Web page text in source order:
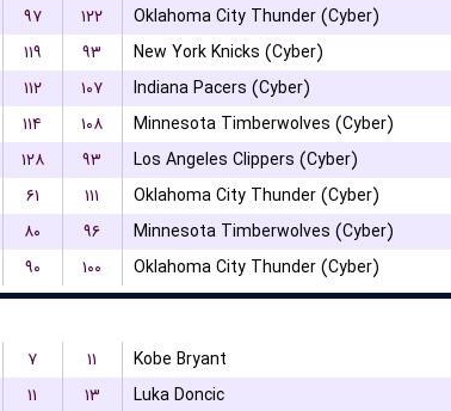
۹۷ ۱۲۲ Oklahoma City Thunder (Cyber)
۱۱۹ ۹۳ New York Knicks (Cyber)
۱۱۲ ۱۰۷ Indiana Pacers (Cyber)
۱۱۴ ۱۰۸ Minnesota Timberwolves (Cyber)
۱۲۸ ۹۳ Los Angeles Clippers (Cyber)
۶۱ ۱۱۱ Oklahoma City Thunder (Cyber)
۸۰ ۹۶ Minnesota Timberwolves (Cyber)
۹۰ ۱۰۰ Oklahoma City Thunder (Cyber)
۷ ۱۱ Kobe Bryant
۱۱ ۱۳ Luka Doncic